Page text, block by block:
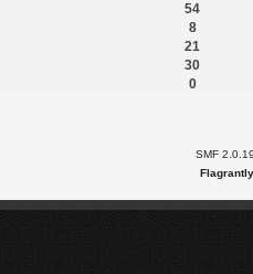
54
8
21
30
0
SMF
Flagrantly